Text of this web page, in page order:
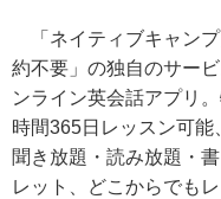
「ネイティブキャン
約不要」の独自のサー
ンライン英会話アプリ
時間365日レッスン可能
聞き放題・読み放題・
レット、どこからでも